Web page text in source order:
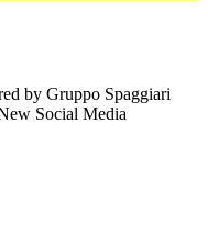
by Gruppo Spaggiari
Social Media